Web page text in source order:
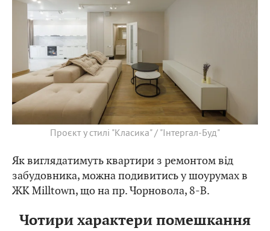
Проєкт у стилі "Класика" / "Інтергал-Буд"
Як виглядатимуть квартири з ремонтом від
забудовника, можна подивитись у шоурумах в
ЖК Milltown, що на пр. Чорновола, 8-В.
Чотири характери помешкання